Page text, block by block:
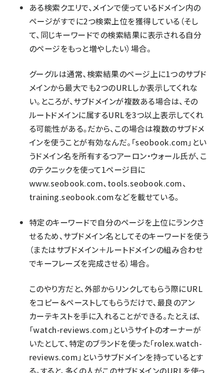
ある検索クエリで、メインで使っているドメイン内の
ページがすでに2つ検索上位を獲得している（そし
て、同じキーワードでの検索結果に表示される自分
のページをもっと増やしたい）場合。
グーグルは通常、検索結果のページ上に1つのサブド
メインから最大でも2つのURLしか表示してくれな
い。ところが、サブドメインが複数ある場合は、その
ルートドメインに属するURLを3つ以上表示してくれ
る可能性がある。だから、この場合は複数のサブドメ
インを使うことが有効なんだ。「seobook.com」とい
うドメイン名を所有するつアーロン・ウォール氏が、こ
のテクニックを使って1ページ目に
www.seobook.com、tools.seobook.com、
training.seobook.comなどを載せている。
特定のキーワードで自分のページを上位にランクさ
せるため、サブドメイン名としてそのキーワードを使う
（またはサブドメイン＋ルートドメインの組み合わせ
でキーフレーズを完成させる）場合。
このやり方だと、外部からリンクしてもらう際にURL
をコピー＆ペーストしてもらうだけで、最良のアン
カーテキストを手に入れることができる。たとえば、
「watch-reviews.com」というサイトのオーナーが
いたとして、特定のブランドを使った「rolex.watch-
reviews.com」というサブドメインを持っているとす
る。すると、多くの人がこのサブドメインのURLを使っ